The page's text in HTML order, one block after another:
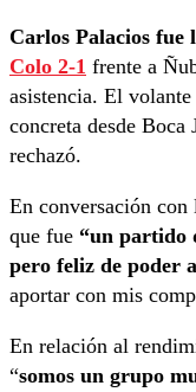
Carlos Palacios fue
Colo 2-1 frente a
asistencia. El
concreta desde
rechazó.
En conversación
que fue “un partido
pero feliz de poder
aportar con mis
En relación al
“somos un grupo